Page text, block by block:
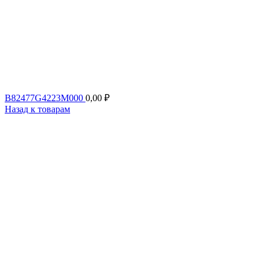
B82477G4223M000 0,00 ₽
Назад к товарам